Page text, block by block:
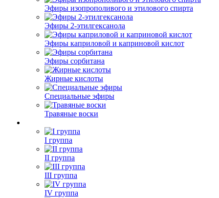
Эфиры изопрополивого и этилового спирта
Эфиры 2-этилгексанола
Эфиры каприловой и каприновой кислот
Эфиры сорбитана
Жирные кислоты
Специальные эфиры
Травяные воски
I группа
II группа
III группа
IV группа